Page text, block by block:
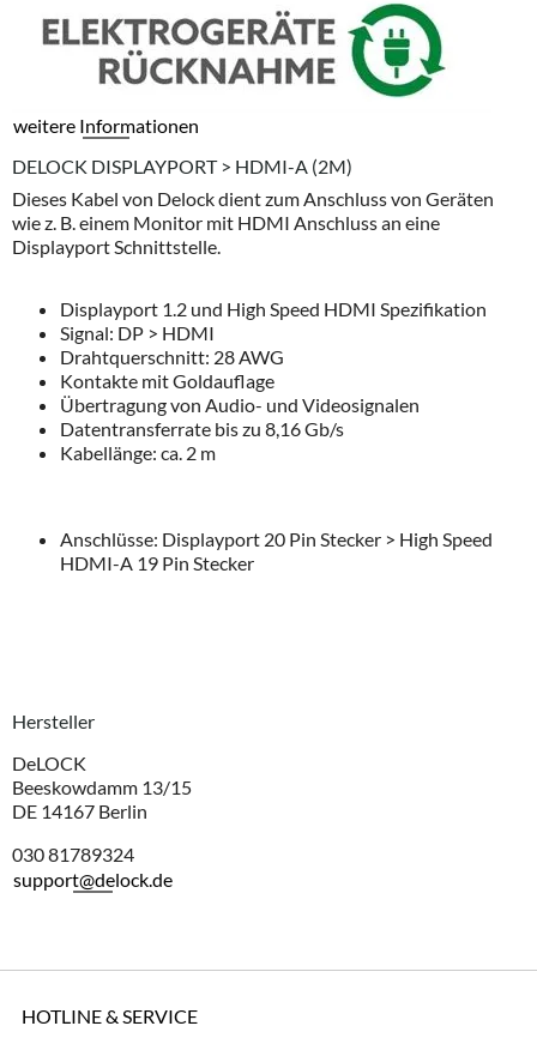
weitere Informationen
DELOCK DISPLAYPORT > HDMI-A (2M)
Dieses Kabel von Delock dient zum Anschluss von Geräten
wie z. B. einem Monitor mit HDMI Anschluss an eine
Displayport Schnittstelle.
Displayport 1.2 und High Speed HDMI Spezifikation
Signal: DP > HDMI
Drahtquerschnitt: 28 AWG
Kontakte mit Goldauflage
Übertragung von Audio- und Videosignalen
Datentransferrate bis zu 8,16 Gb/s
Kabellänge: ca. 2 m
Anschlüsse: Displayport 20 Pin Stecker > High Speed
HDMI-A 19 Pin Stecker
Hersteller
DeLOCK
Beeskowdamm 13/15
DE 14167 Berlin
030 81789324
support@delock.de
HOTLINE & SERVICE